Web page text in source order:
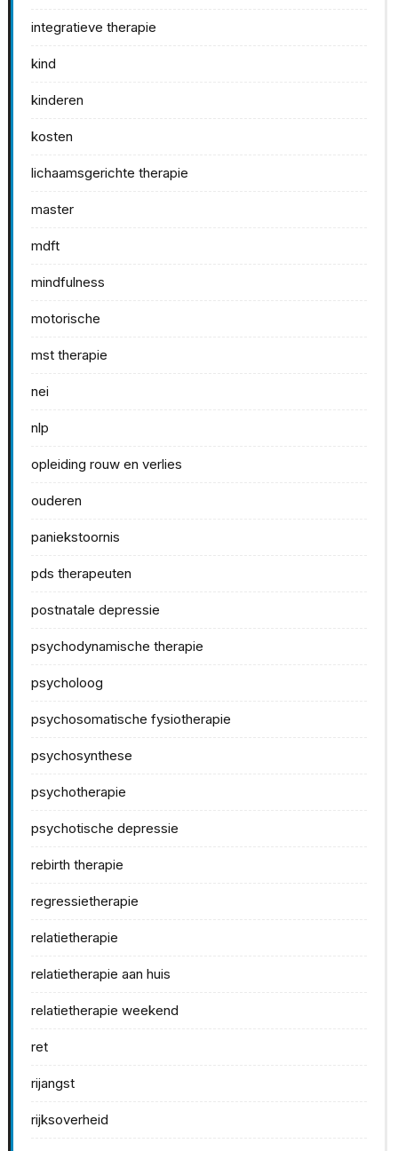
integratieve therapie
kind
kinderen
kosten
lichaamsgerichte therapie
master
mdft
mindfulness
motorische
mst therapie
nei
nlp
opleiding rouw en verlies
ouderen
paniekstoornis
pds therapeuten
postnatale depressie
psychodynamische therapie
psycholoog
psychosomatische fysiotherapie
psychosynthese
psychotherapie
psychotische depressie
rebirth therapie
regressietherapie
relatietherapie
relatietherapie aan huis
relatietherapie weekend
ret
rijangst
rijksoverheid